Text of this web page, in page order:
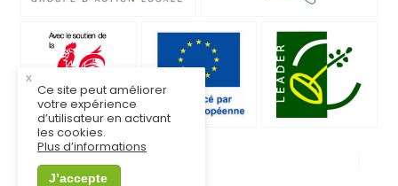
© MonCondroz.be
Mentions légales
x
Ce site peut améliorer
votre expérience
d’utilisateur en activant
les cookies.
Plus d’informations
J’accepte